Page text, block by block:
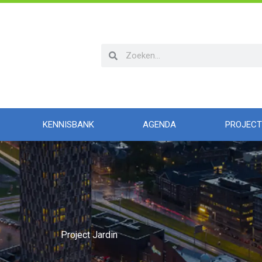
ZoekenZoeken
KENNISBANK AGENDA
Project Jardin